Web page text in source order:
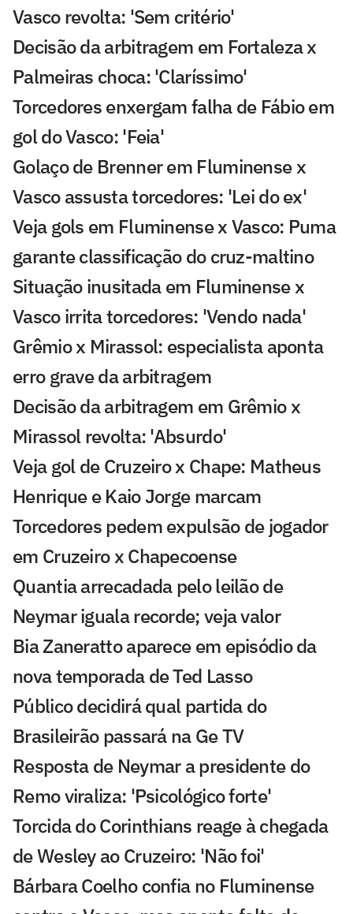
Vasco revolta: 'Sem critério'
Decisão da arbitragem em Fortaleza x
Palmeiras choca: 'Claríssimo'
Torcedores enxergam falha de Fábio em
gol do Vasco: 'Feia'
Golaço de Brenner em Fluminense x
Vasco assusta torcedores: 'Lei do ex'
Veja gols em Fluminense x Vasco: Puma
garante classificação do cruz-maltino
Situação inusitada em Fluminense x
Vasco irrita torcedores: 'Vendo nada'
Grêmio x Mirassol: especialista aponta
erro grave da arbitragem
Decisão da arbitragem em Grêmio x
Mirassol revolta: 'Absurdo'
Veja gol de Cruzeiro x Chape: Matheus
Henrique e Kaio Jorge marcam
Torcedores pedem expulsão de jogador
em Cruzeiro x Chapecoense
Quantia arrecadada pelo leilão de
Neymar iguala recorde; veja valor
Bia Zaneratto aparece em episódio da
nova temporada de Ted Lasso
Público decidirá qual partida do
Brasileirão passará na Ge TV
Resposta de Neymar a presidente do
Remo viraliza: 'Psicológico forte'
Torcida do Corinthians reage à chegada
de Wesley ao Cruzeiro: 'Não foi'
Bárbara Coelho confia no Fluminense